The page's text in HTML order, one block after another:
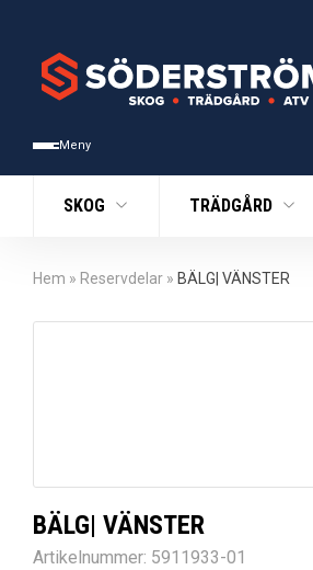
Meny
SKOG TRÄDGÅRD
Hem » Reservdelar » BÄLG| VÄNSTER
BÄLG| VÄNSTER
Artikelnummer: 5911933-01